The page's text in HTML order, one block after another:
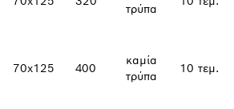
τρύπα
70x125 400
καμία
τρύπα
10 τεμ.